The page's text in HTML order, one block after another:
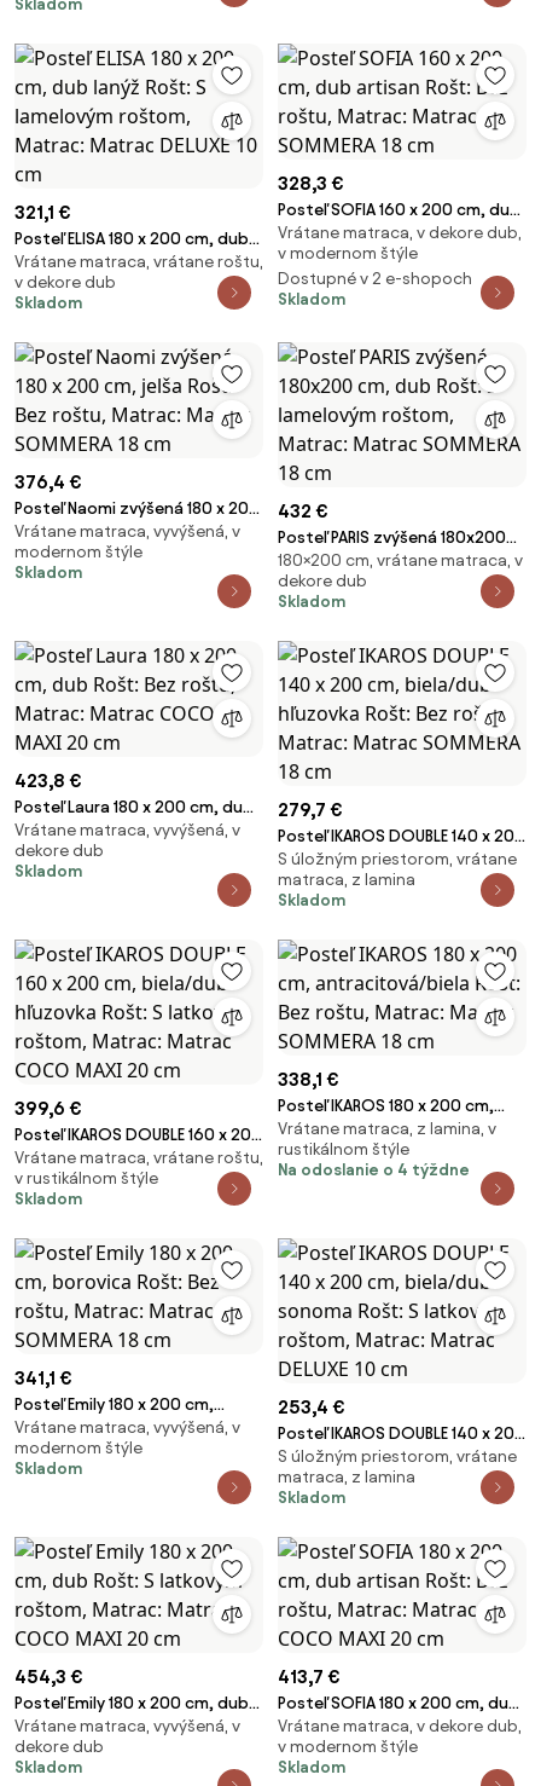
Skladom
321,1 €
Posteľ ELISA 180 x 200 cm, dub
lanýž Rošt: S lamelovým
roštom, Matrac: Matrac DELUXE
10 cm
Vrátane matraca, vrátane roštu,
v dekore dub
Skladom
328,3 €
Posteľ SOFIA 160 x 200 cm, dub
artisan Rošt: Bez roštu, Matrac:
Matrac SOMMERA 18 cm
Vrátane matraca, v dekore dub,
v modernom štýle
Dostupné v 2 e-shopoch
Skladom
376,4 €
Posteľ Naomi zvýšená 180 x 200
cm, jelša Rošt: Bez roštu,
Matrac: Matrac SOMMERA 18
cm
Vrátane matraca, vyvýšená, v
modernom štýle
Skladom
432 €
Posteľ PARIS zvýšená 180x200
cm, dub Rošt: S lamelovým
roštom, Matrac: Matrac
SOMMERA 18 cm
180×200 cm, vrátane matraca, v
dekore dub
Skladom
423,8 €
Posteľ Laura 180 x 200 cm, dub
Rošt: Bez roštu, Matrac:
Matrac COCO MAXI 20 cm
Vrátane matraca, vyvýšená, v
dekore dub
Skladom
279,7 €
Posteľ IKAROS DOUBLE 140 x 200
cm, biela/dub hľuzovka Rošt:
Bez roštu, Matrac: Matrac
SOMMERA 18 cm
S úložným priestorom, vrátane
matraca, z lamina
Skladom
399,6 €
Posteľ IKAROS DOUBLE 160 x 200
cm, biela/dub hľuzovka Rošt: S
latkovým roštom, Matrac:
Matrac COCO MAXI 20 cm
Vrátane matraca, vrátane roštu,
v rustikálnom štýle
Skladom
338,1 €
Posteľ IKAROS 180 x 200 cm,
antracitová/biela Rošt: Bez
roštu, Matrac: Matrac
SOMMERA 18 cm
Vrátane matraca, z lamina, v
rustikálnom štýle
Na odoslanie o 4 týždne
341,1 €
Posteľ Emily 180 x 200 cm,
borovica Rošt: Bez roštu,
Matrac: Matrac SOMMERA 18
cm
Vrátane matraca, vyvýšená, v
modernom štýle
Skladom
253,4 €
Posteľ IKAROS DOUBLE 140 x 200
cm, biela/dub sonoma Rošt: S
latkovým roštom, Matrac:
Matrac DELUXE 10 cm
S úložným priestorom, vrátane
matraca, z lamina
Skladom
454,3 €
Posteľ Emily 180 x 200 cm, dub
Rošt: S latkovým roštom,
Matrac: Matrac COCO MAXI 20
cm
Vrátane matraca, vyvýšená, v
dekore dub
Skladom
413,7 €
Posteľ SOFIA 180 x 200 cm, dub
artisan Rošt: Bez roštu, Matrac:
Matrac COCO MAXI 20 cm
Vrátane matraca, v dekore dub,
v modernom štýle
Skladom